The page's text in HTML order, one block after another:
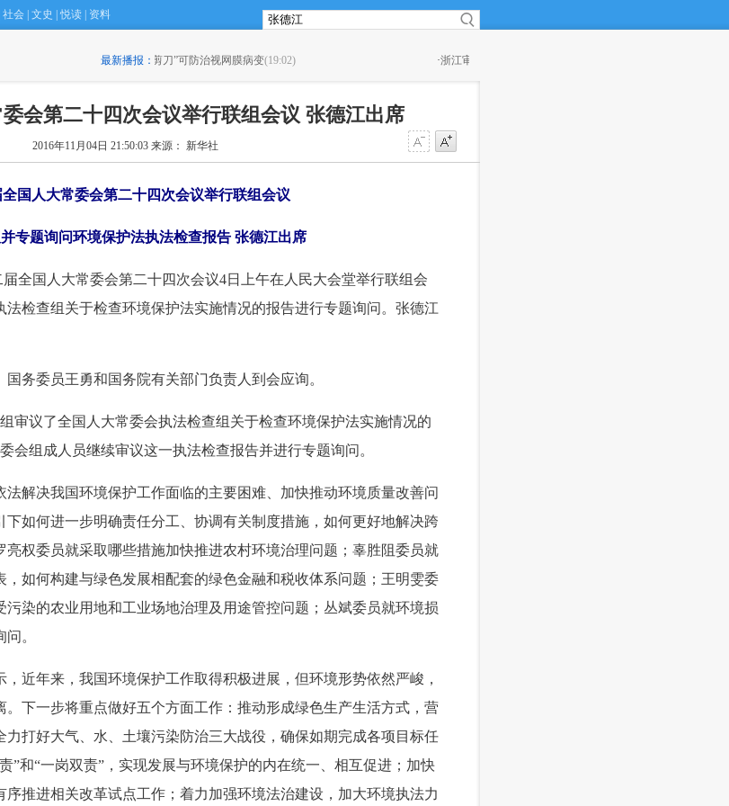
社会 文史 悦读 资料
最新播报：
膜病变 ·浙江审计出违规金额48.87亿元 千亿元资金管理不规范
会第二十四次会议举行联组会议 张德江出席
2016年11月04日 21:50:03 来源： 新华社
国人大常委会第二十四次会议举行联组会议
题询问环境保护法执法检查报告 张德江出席
国人大常委会第二十四次会议4日上午在人民大会堂举行联组会
检查组关于检查环境保护法实施情况的报告进行专题询问。张德江
委员王勇和国务院有关部门负责人到会应询。
议了全国人大常委会执法检查组关于检查环境保护法实施情况的
会组成人员继续审议这一执法检查报告并进行专题询问。
决我国环境保护工作面临的主要困难、加快推动环境质量改善问
如何进一步明确责任分工、协调有关制度措施，如何更好地解决跨
亮权委员就采取哪些措施加快推进农村环境治理问题；辜胜阻委员就
，如何构建与绿色发展相配套的绿色金融和税收体系问题；王明雯委
污染的农业用地和工业场地治理及用途管控问题；丛斌委员就环境损
。
年来，我国环境保护工作取得积极进展，但环境形势依然严峻，
。下一步将重点做好五个方面工作：推动形成绿色生产生活方式，营
力打好大气、水、土壤污染防治三大战役，确保如期完成各项目标任
”和“一岗双责”，实现发展与环境保护的内在统一、相互促进；加快
推进相关改革试点工作；着力加强环境法治建设，加大环境执法力